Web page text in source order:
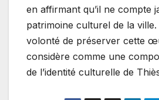
en affirmant qu’il ne compte
patrimoine culturel de la
volonté de préserver cette
considère comme une
de l’identité culturelle de